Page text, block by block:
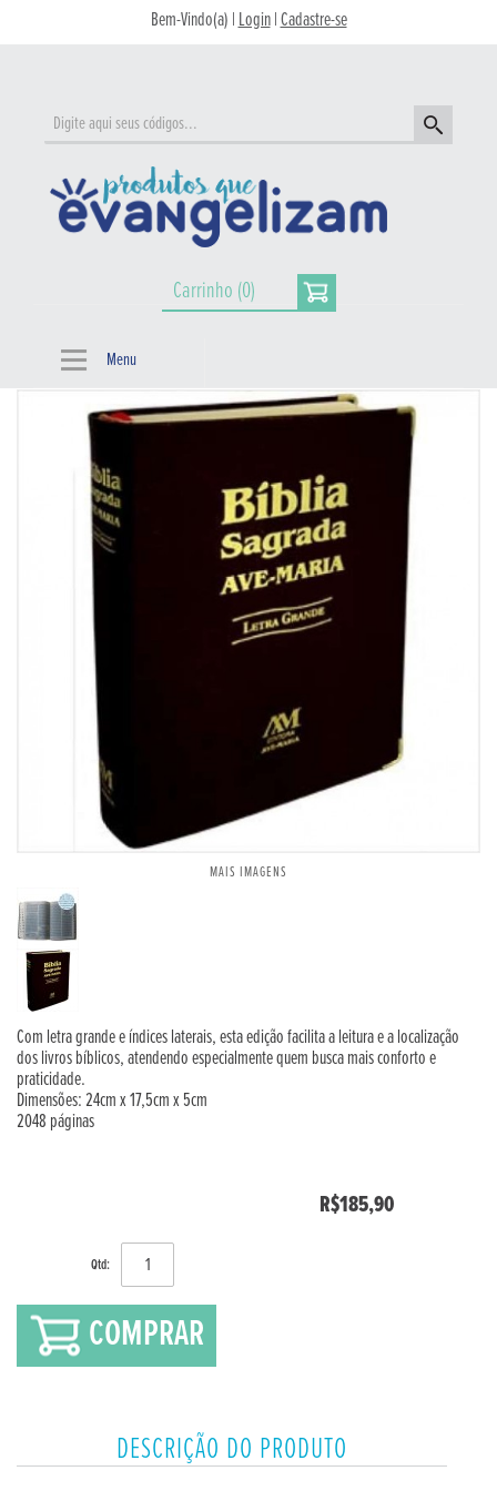
Bem-Vindo(a) |Login|Cadastre-se
Carrinho (0)
Menu
MAIS IMAGENS
Com letra grande e índices laterais, esta edição facilita a leitura e a localização
dos livros bíblicos, atendendo especialmente quem busca mais conforto e
praticidade.
Dimensões: 24cm x 17,5cm x 5cm
2048 páginas
R$185,90
Qtd:
COMPRAR
DESCRIÇÃO DO PRODUTO